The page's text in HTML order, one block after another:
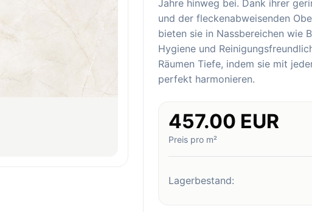
Jahre hinweg bei. Dank ihrer
und der fleckenabweisenden
bieten sie in Nassbereichen wie
Hygiene und
Räumen Tiefe, indem sie mit
perfekt harmonieren.
457.00 EUR
Preis pro m²
Lagerbestand: